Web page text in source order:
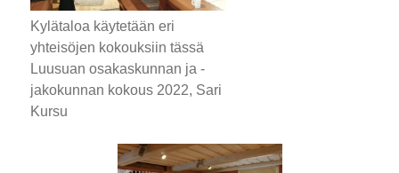
Kylätaloa käytetään eri
yhteisöjen kokouksiin tässä
Luusuan osakaskunnan ja -
jakokunnan kokous 2022, Sari
Kursu